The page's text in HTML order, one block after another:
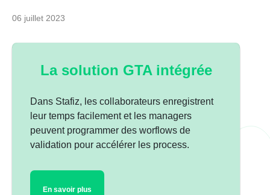
06 juillet 2023
La solution GTA intégrée
Dans Stafiz, les collaborateurs enregistrent
leur temps facilement et les managers
peuvent programmer des worflows de
validation pour accélérer les process.
En savoir plus